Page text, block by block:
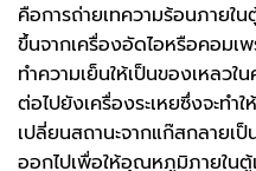
คือการถ่ายเทความร้อนภายใ
ขึ้นจากเครื่องอัดไอหรือคอมเ
ทำความเย็นให้เป็นของเหลว
ต่อไปยังเครื่องระเหยซึ่งจะท
เปลี่ยนสถานะจากแก๊สกลายเป็
ออกไปเพื่อให้อุณหภูมิภายใน